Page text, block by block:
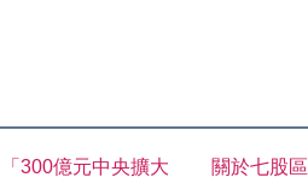
「300億元中央擴大
關於七股區